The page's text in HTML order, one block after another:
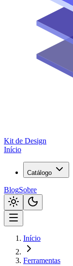
Kit de Design
Início
Catálogo
BlogSobre
Início
Ferramentas